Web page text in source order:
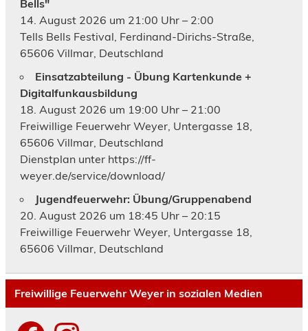
Bells"
14. August 2026 um 21:00 Uhr – 2:00
Tells Bells Festival, Ferdinand-Dirichs-Straße,
65606 Villmar, Deutschland
Einsatzabteilung - Übung Kartenkunde +
Digitalfunkausbildung
18. August 2026 um 19:00 Uhr – 21:00
Freiwillige Feuerwehr Weyer, Untergasse 18,
65606 Villmar, Deutschland
Dienstplan unter https://ff-
weyer.de/service/download/
Jugendfeuerwehr: Übung/Gruppenabend
20. August 2026 um 18:45 Uhr – 20:15
Freiwillige Feuerwehr Weyer, Untergasse 18,
65606 Villmar, Deutschland
Freiwillige Feuerwehr Weyer in sozialen Medien
FacebookInstagram